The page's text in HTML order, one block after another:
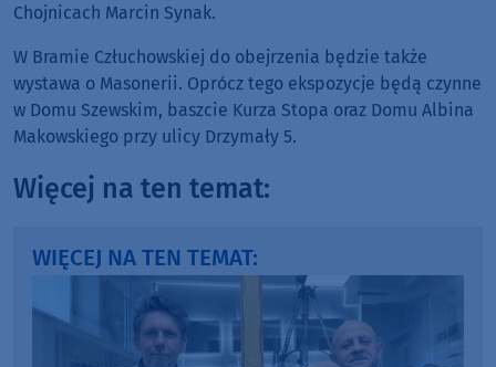
Chojnicach Marcin Synak.
W Bramie Człuchowskiej do obejrzenia będzie także
wystawa o Masonerii. Oprócz tego ekspozycje będą czynne
w Domu Szewskim, baszcie Kurza Stopa oraz Domu Albina
Makowskiego przy ulicy Drzymały 5.
Więcej na ten temat:
WIĘCEJ NA TEN TEMAT: